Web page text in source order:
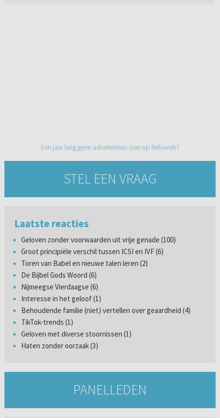
Een jaar lang geen advertenties zien op Refoweb?
STEL EEN VRAAG
Laatste reacties
Geloven zonder voorwaarden uit vrije genade (100)
Groot principiële verschil tussen ICSI en IVF (6)
Toren van Babel en nieuwe talen leren (2)
De Bijbel Gods Woord (6)
Nijmeegse Vierdaagse (6)
Interesse in het geloof (1)
Behoudende familie (niet) vertellen over geaardheid (4)
TikTok-trends (1)
Geloven met diverse stoornissen (1)
Haten zonder oorzaak (3)
PANELLEDEN